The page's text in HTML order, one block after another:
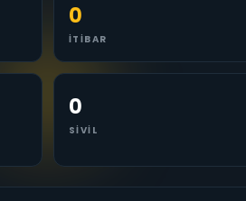
0
İTIBAR
0
SIVIL